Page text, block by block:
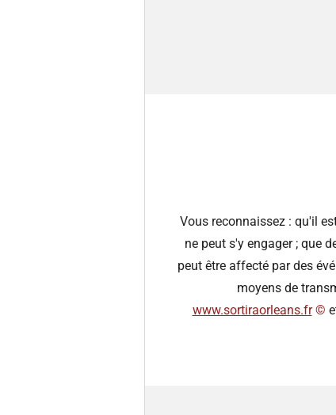
Vous reconnaissez : qu'il
ne peut s'y engager ; que
peut être affecté par des
moyens de
www.sortiraorleans.fr©️